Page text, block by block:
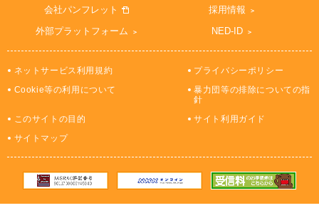
会社パンフレット
採用情報
外部プラットフォーム
NED-ID
ネットサービス利用規約
プライバシーポリシー
Cookie等の利用について
暴力団等の排除についての指
針
このサイトの目的
サイト利用ガイド
サイトマップ